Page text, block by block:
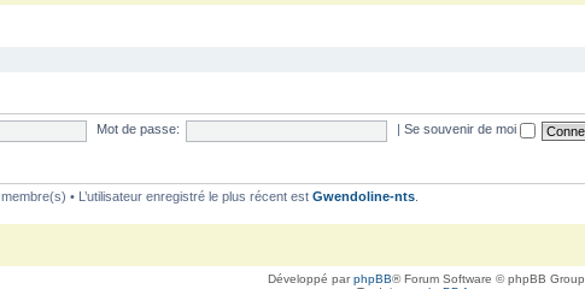
Mot de passe: Se souvenir de moi
membre(s) • L’utilisateur enregistré le plus récent estGwendoline-nts
Développé parphpBB® Forum Software © phpBB Group